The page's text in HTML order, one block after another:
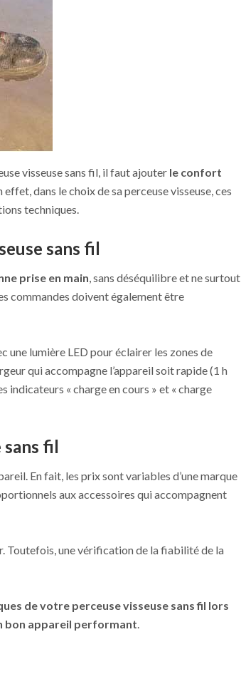
visseuse sans fil, il faut ajouter le confort
effet, dans le choix de sa perceuse visseuse, ces
techniques.
sans fil
prise en main, sans déséquilibre et ne surtout
commandes doivent également être
une lumière LED pour éclairer les zones de
qui accompagne l’appareil soit rapide (1 h
indicateurs « charge en cours » et « charge
sans fil
En fait, les prix sont variables d’une marque
aux accessoires qui accompagnent
Toutefois, une vérification de la fiabilité de la
de votre perceuse visseuse sans fil lors
bon appareil performant.